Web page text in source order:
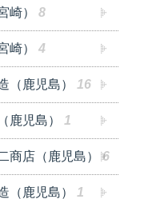
） 8
） 4
鹿児島） 16
児島） 1
店（鹿児島） 6
鹿児島） 1